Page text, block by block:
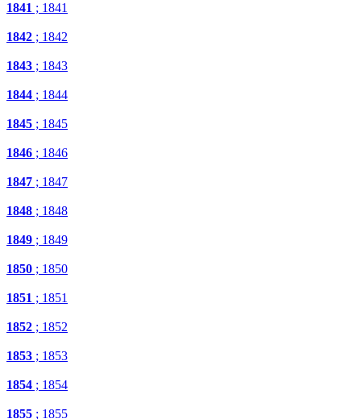
1841 ; 1841
1842 ; 1842
1843 ; 1843
1844 ; 1844
1845 ; 1845
1846 ; 1846
1847 ; 1847
1848 ; 1848
1849 ; 1849
1850 ; 1850
1851 ; 1851
1852 ; 1852
1853 ; 1853
1854 ; 1854
1855 ; 1855